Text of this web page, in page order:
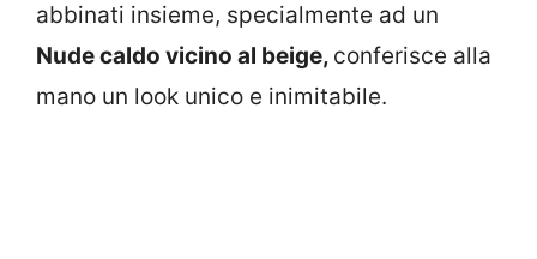
abbinati insieme, specialmente ad un
Nude caldo vicino al beige, conferisce alla
mano un look unico e inimitabile.